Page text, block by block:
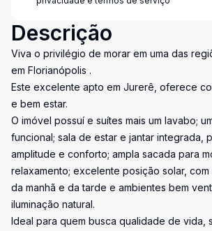
Descrição
Viva o privilégio de morar em uma das
em Florianópolis .
Este excelente apto em Jurerê, oferece
e bem estar.
O imóvel possuí e suítes mais um lavabo;
funcional; sala de estar e jantar integrada,
amplitude e conforto; ampla sacada para
relaxamento; excelente posição solar,
da manhã e da tarde e ambientes bem
iluminação natural.
Ideal para quem busca qualidade de vida,